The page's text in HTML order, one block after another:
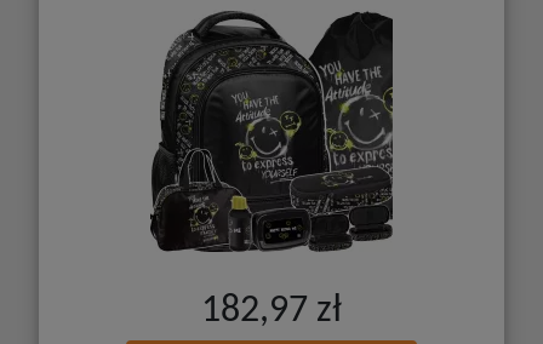
182,97 zł